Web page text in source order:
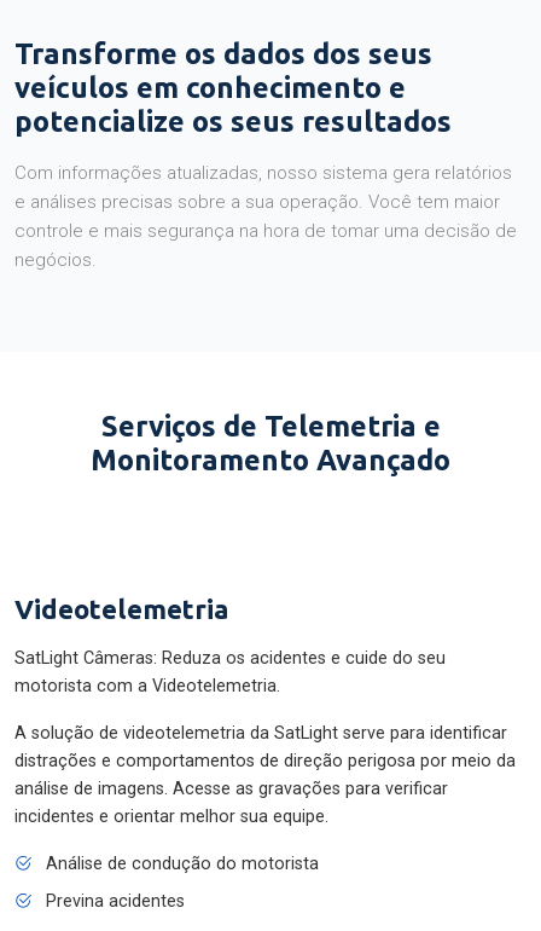
Transforme os dados dos seus
veículos em conhecimento e
potencialize os seus resultados
Com informações atualizadas, nosso sistema gera relatórios
e análises precisas sobre a sua operação. Você tem maior
controle e mais segurança na hora de tomar uma decisão de
negócios.
Serviços de Telemetria e
Monitoramento Avançado
Videotelemetria
SatLight Câmeras: Reduza os acidentes e cuide do seu
motorista com a Videotelemetria.
A solução de videotelemetria da SatLight serve para identificar
distrações e comportamentos de direção perigosa por meio da
análise de imagens. Acesse as gravações para verificar
incidentes e orientar melhor sua equipe.
Análise de condução do motorista
Previna acidentes